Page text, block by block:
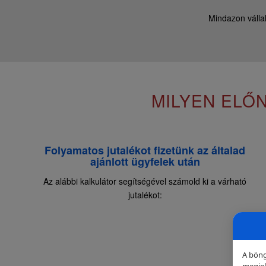
Mindazon
MILYEN
Folyamatos jutalékot fizetünk az általad
ajánlott ügyfelek után
Az alábbi kalkulátor segítségével számold ki a várható
jutalékot:
A